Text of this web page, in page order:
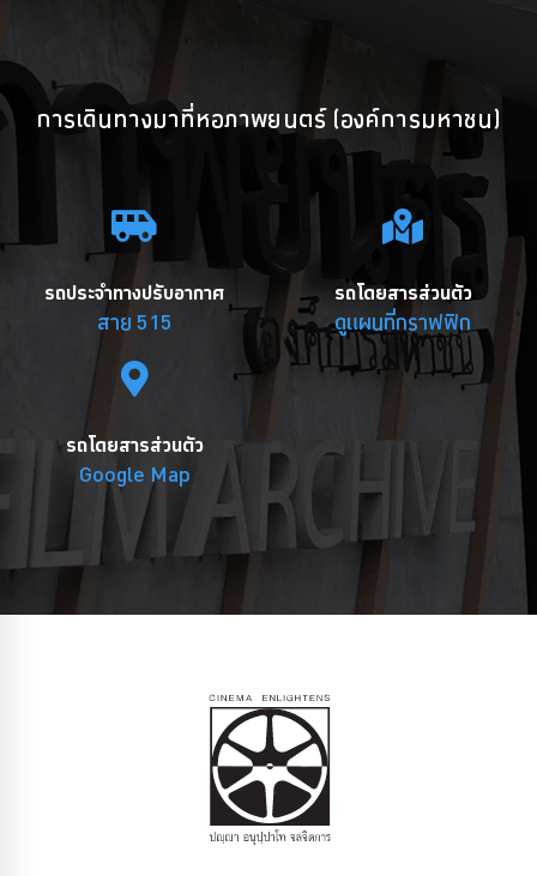
การเดินทางมาที่หอภาพยนตร์ (องค์การมหาชน)
รถประจำทางปรับอากาศ
สาย 515
รถโดยสารส่วนตัว
ดูแผนที่กราฟฟิก
รถโดยสารส่วนตัว
Google Map